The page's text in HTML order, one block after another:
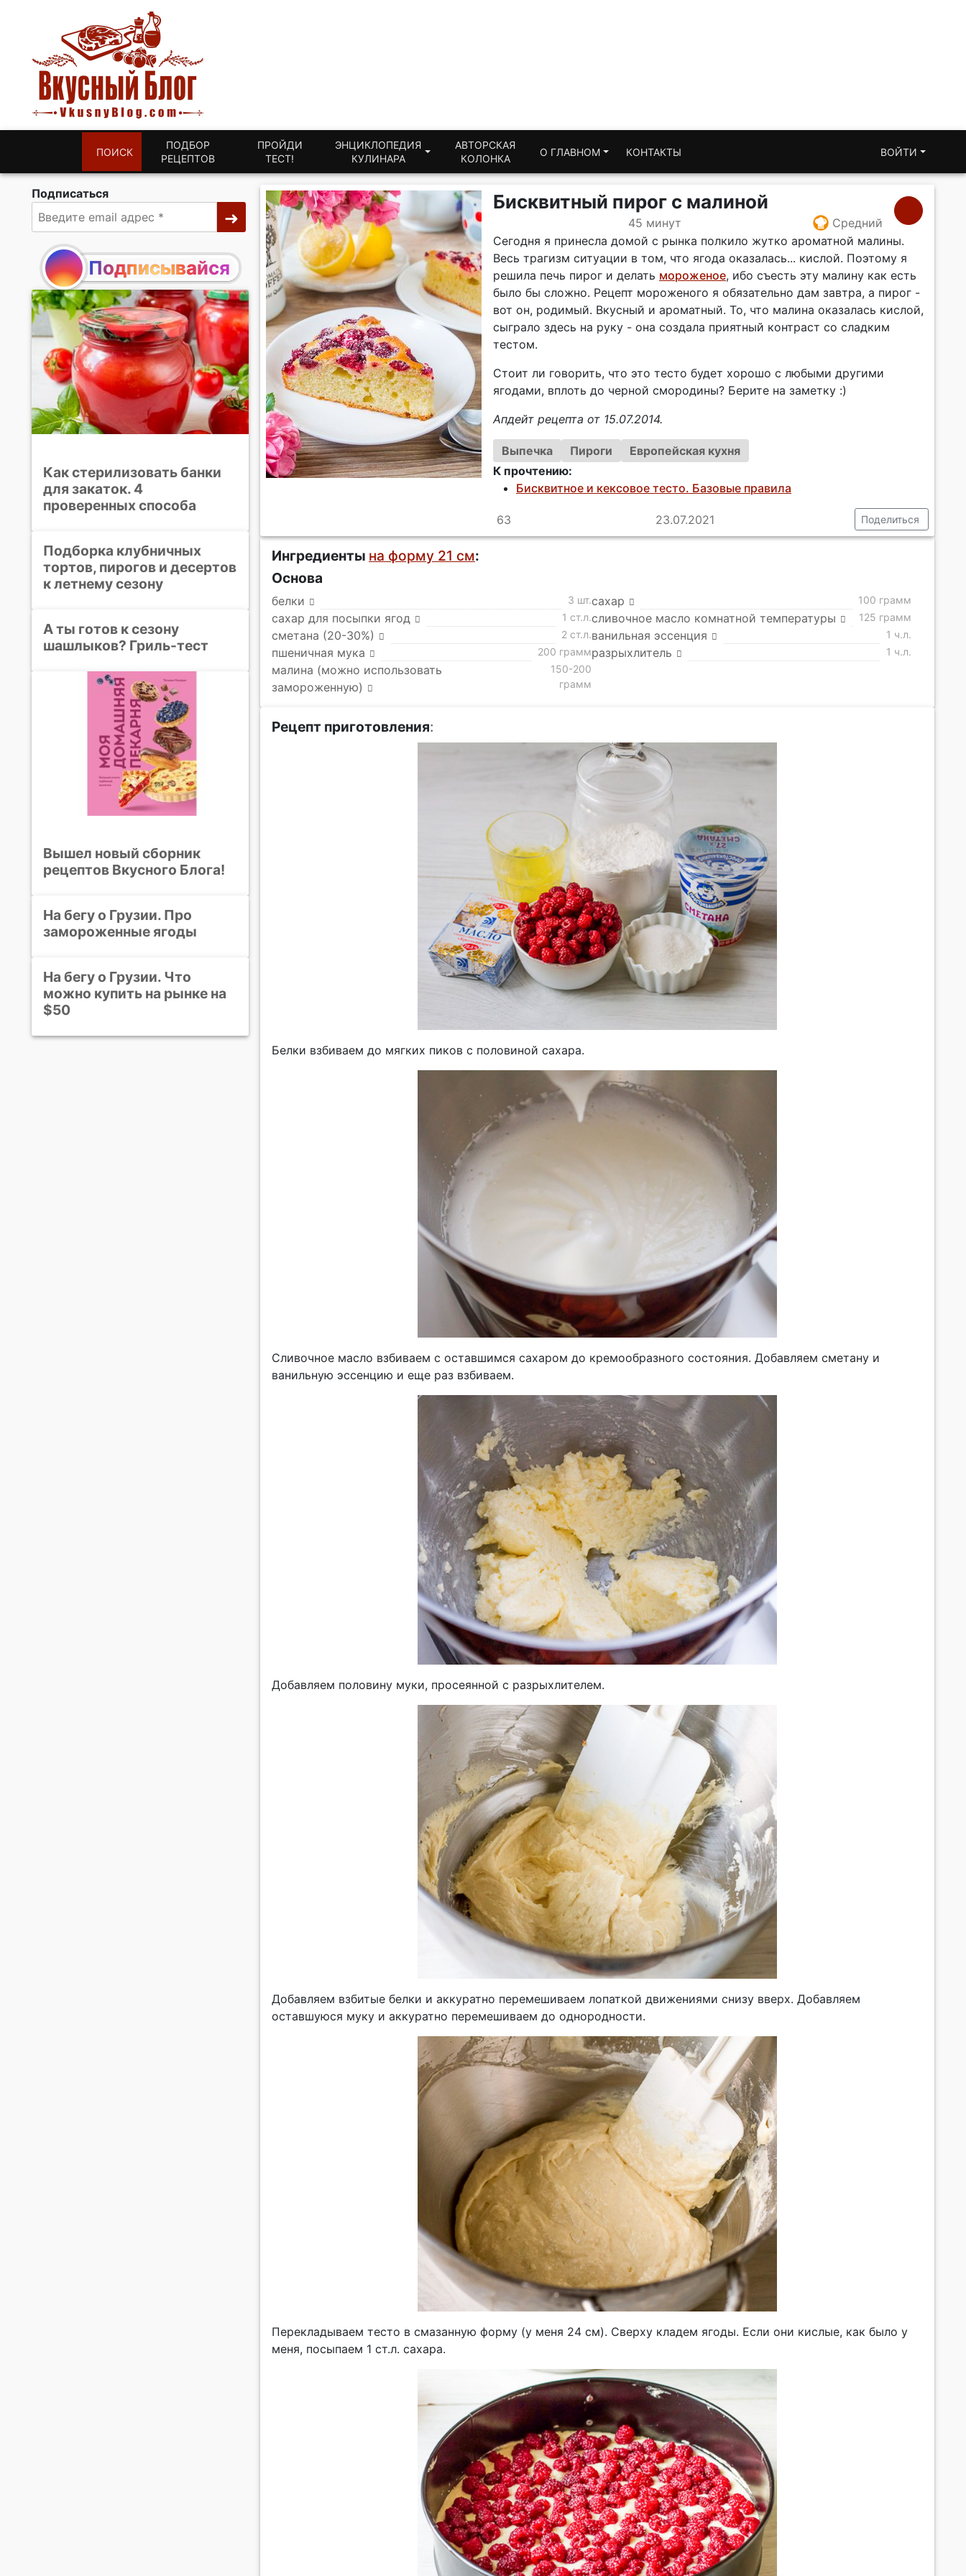
ПОИСК
ПОДБОР
РЕЦЕПТОВ
ПРОЙДИ
ТЕСТ!
ЭНЦИКЛОПЕДИЯ
КУЛИНАРА
АВТОРСКАЯ
КОЛОНКА
О ГЛАВНОМ КОНТАКТЫ ВОЙТИ
Бисквитный пирог с малиной
45 минут
Средний
Сегодня я принесла домой с рынка полкило жутко ароматной малины.
Весь трагизм ситуации в том, что ягода оказалась... кислой. Поэтому я
решила печь пирог и делать мороженое, ибо съесть эту малину как есть
было бы сложно. Рецепт мороженого я обязательно дам завтра, а пирог -
вот он, родимый. Вкусный и ароматный. То, что малина оказалась кислой,
сыграло здесь на руку - она создала приятный контраст со сладким
тестом.
Стоит ли говорить, что это тесто будет хорошо с любыми другими
ягодами, вплоть до черной смородины? Берите на заметку :)
Апдейт рецепта от 15.07.2014.
Выпечка Пироги
Европейская кухня
К прочтению:
Бисквитное и кексовое тесто. Базовые правила
63 23.07.2021 Поделиться
Ингредиенты на форму 21 см:
Основа
белки 3 шт.сахар 100 грамм
сахар для посыпки ягод 1 ст.л.сливочное масло комнатной температуры 125 грамм
сметана (20-30%) 2 ст.л.ванильная эссенция 1 ч.л.
пшеничная мука 200 граммразрыхлитель 1 ч.л.
малина (можно использовать
замороженную)
150-200
грамм
Рецепт приготовления:
Белки взбиваем до мягких пиков с половиной сахара.
Сливочное масло взбиваем с оставшимся сахаром до кремообразного состояния. Добавляем сметану и
ванильную эссенцию и еще раз взбиваем.
Добавляем половину муки, просеянной с разрыхлителем.
Добавляем взбитые белки и аккуратно перемешиваем лопаткой движениями снизу вверх. Добавляем
оставшуюся муку и аккуратно перемешиваем до однородности.
Перекладываем тесто в смазанную форму (у меня 24 см). Сверху кладем ягоды. Если они кислые, как было у
меня, посыпаем 1 ст.л. сахара.
Подписаться
Подписывайся
Как стерилизовать банки
для закаток. 4
проверенных способа
Подборка клубничных
тортов, пирогов и десертов
к летнему сезону
А ты готов к сезону
шашлыков? Гриль-тест
Вышел новый сборник
рецептов Вкусного Блога!
На бегу о Грузии. Про
замороженные ягоды
На бегу о Грузии. Что
можно купить на рынке на
$50